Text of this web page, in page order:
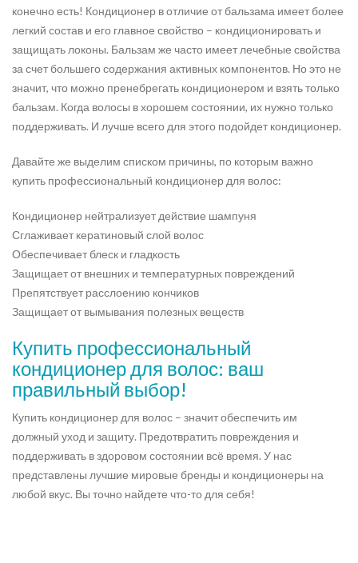
конечно есть! Кондиционер в отличие от бальзама имеет более
легкий состав и его главное свойство – кондиционировать и
защищать локоны. Бальзам же часто имеет лечебные свойства
за счет большего содержания активных компонентов. Но это не
значит, что можно пренебрегать кондиционером и взять только
бальзам. Когда волосы в хорошем состоянии, их нужно только
поддерживать. И лучше всего для этого подойдет кондиционер.
Давайте же выделим списком причины, по которым важно
купить профессиональный кондиционер для волос:
Кондиционер нейтрализует действие шампуня
Сглаживает кератиновый слой волос
Обеспечивает блеск и гладкость
Защищает от внешних и температурных повреждений
Препятствует расслоению кончиков
Защищает от вымывания полезных веществ
Купить профессиональный
кондиционер для волос: ваш
правильный выбор!
Купить кондиционер для волос – значит обеспечить им
должный уход и защиту. Предотвратить повреждения и
поддерживать в здоровом состоянии всё время. У нас
представлены лучшие мировые бренды и кондиционеры на
любой вкус. Вы точно найдете что-то для себя!